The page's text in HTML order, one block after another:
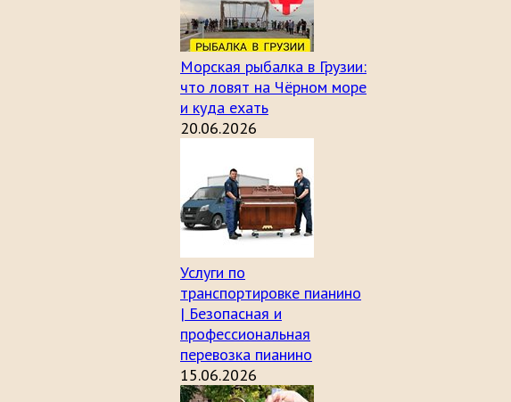
Морская рыбалка в Грузии:
что ловят на Чёрном море
и куда ехать
20.06.2026
Услуги по
транспортировке пианино
| Безопасная и
профессиональная
перевозка пианино
15.06.2026